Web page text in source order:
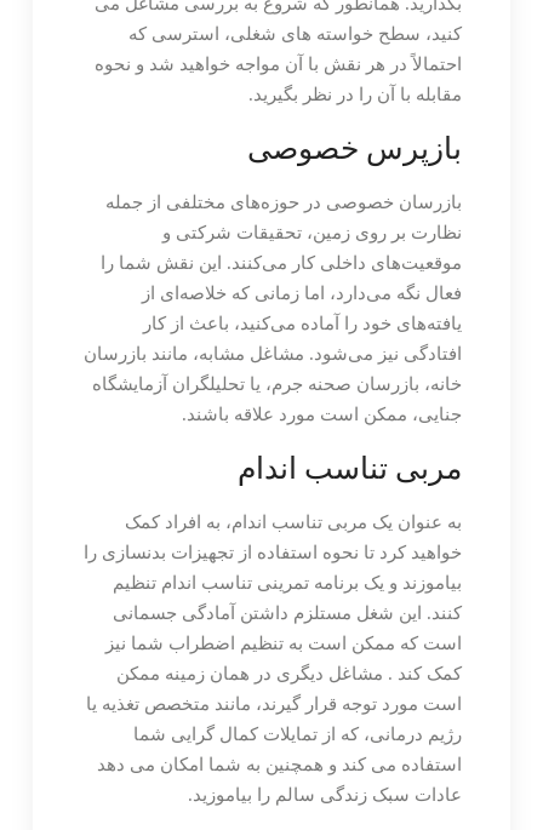
کنید، سطح خواسته های شغلی، استرسی که
احتمالاً در هر نقش با آن مواجه خواهید شد و نحوه
مقابله با آن را در نظر بگیرید.
بازپرس خصوصی
بازرسان خصوصی در حوزه‌های مختلفی از جمله
نظارت بر روی زمین، تحقیقات شرکتی و
موقعیت‌های داخلی کار می‌کنند. این نقش شما را
فعال نگه می‌دارد، اما زمانی که خلاصه‌ای از
یافته‌های خود را آماده می‌کنید، باعث از کار
افتادگی نیز می‌شود. مشاغل مشابه، مانند بازرسان
خانه، بازرسان صحنه جرم، یا تحلیلگران آزمایشگاه
جنایی، ممکن است مورد علاقه باشند.
مربی تناسب اندام
به عنوان یک مربی تناسب اندام، به افراد کمک
خواهید کرد تا نحوه استفاده از تجهیزات بدنسازی را
بیاموزند و یک برنامه تمرینی تناسب اندام تنظیم
کنند. این شغل مستلزم داشتن آمادگی جسمانی
است که ممکن است به تنظیم اضطراب شما نیز
کمک کند . مشاغل دیگری در همان زمینه ممکن
است مورد توجه قرار گیرند، مانند متخصص تغذیه یا
رژیم درمانی، که از تمایلات کمال گرایی شما
استفاده می کند و همچنین به شما امکان می دهد
عادات سبک زندگی سالم را بیاموزید.